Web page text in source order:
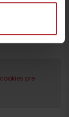
aj v
pre